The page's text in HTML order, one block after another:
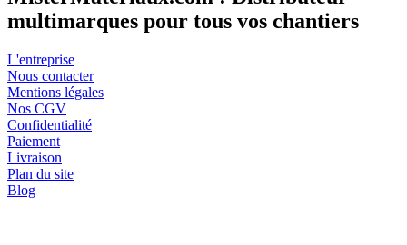
multimarques pour tous vos chantiers
L'entreprise
Nous contacter
Mentions légales
Nos CGV
Confidentialité
Paiement
Livraison
Plan du site
Blog